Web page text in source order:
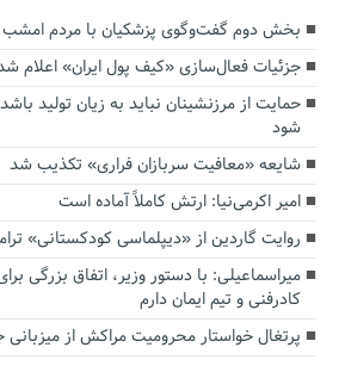
بخش دوم گفت‌وگوی پزشکیان با مردم
جزئیات فعال‌سازی «کیف پول ایران» اعلام
حمایت از مرزنشینان نباید به زیان تولید
شود
شایعه «معافیت سربازان فراری» تکذیب شد
امیر اکرمی‌نیا: ارتش کاملاً آماده است
روایت گاردین از «دیپلماسی کودکستانی»
میراسماعیلی: با دستور وزیر، اتفاق بزرگی
کادرفنی و تیم ایمان دارم
پرتغال خواستار محرومیت مراکش از میزبانی جام